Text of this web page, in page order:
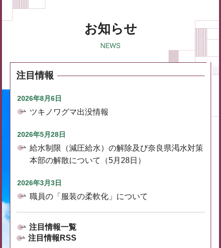
お知らせ
注目情報
2026年8月6日
ツキノワグマ出没情報
2026年5月28日
給水制限（減圧給水）の解除及び奈良県渇水対策
本部の解散について（5月28日）
2026年3月3日
職員の「服装の柔軟化」について
注目情報一覧
注目情報RSS